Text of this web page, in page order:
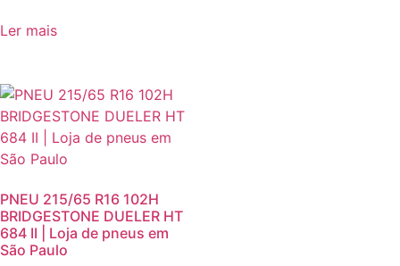
Ler mais
PNEU 215/65 R16 102H
BRIDGESTONE DUELER HT
684 II | Loja de pneus em
São Paulo